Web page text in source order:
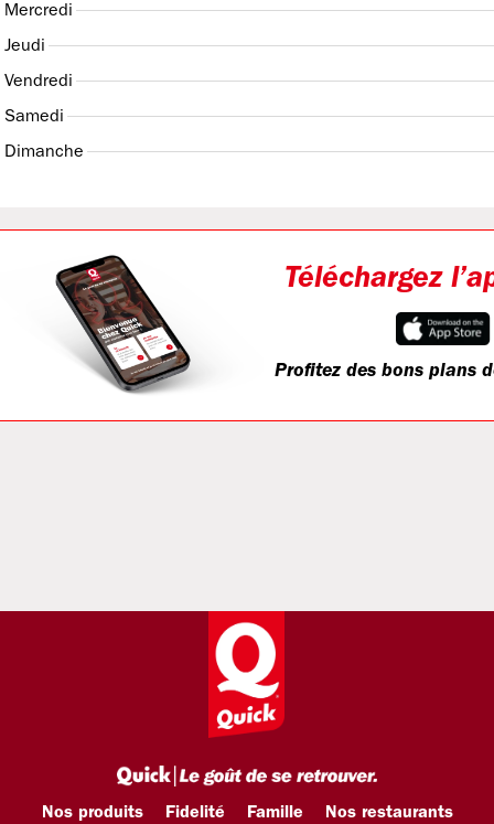
Mercredi
Jeudi
Vendredi
Samedi
Dimanche
Téléchargez
Profitez des bons plans
Nos produits Fidelité Famille Nos restaurants